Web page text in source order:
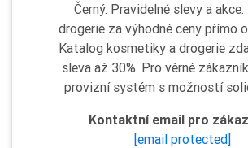
Černý. Pravidelné slevy a
drogerie za výhodné ceny přímo
Katalog kosmetiky a drogerie
sleva až 30%. Pro věrné
provizní systém s možností
Kontaktní email pro
[email protected]